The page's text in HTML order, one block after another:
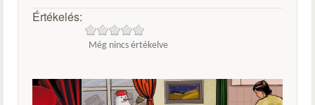
Értékelés:
Még nincs értékelve